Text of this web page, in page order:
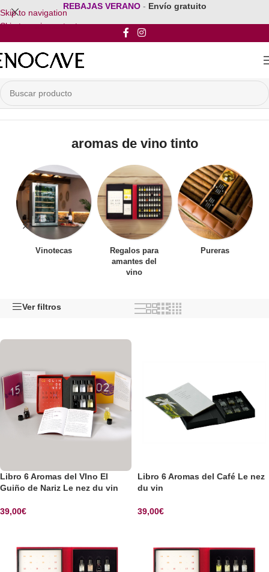
Skip to navigation
Skip to main content
REBAJAS VERANO - Envío gratuito
Inicio/Productos etiquetados “aromas de vino tinto”
aromas de vino tinto
Vinotecas
Regalos para
amantes del
vino
Pureras
Ver filtros
Libro 6 Aromas del VIno El
Guiño de Nariz Le nez du vin
39,00€
Libro 6 Aromas del Café Le nez
du vin
39,00€